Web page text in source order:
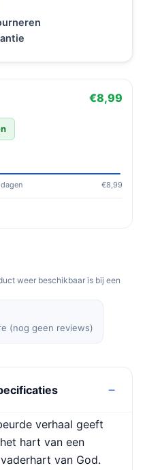
€8,99
€8,99
weer beschikbaar is bij een
(nog geen reviews)
verhaal geeft
hart van een
van God.